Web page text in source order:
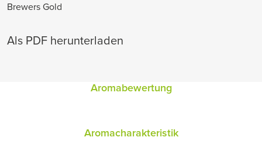
Brewers Gold
Als PDF herunterladen
Aromabewertung
Aromacharakteristik